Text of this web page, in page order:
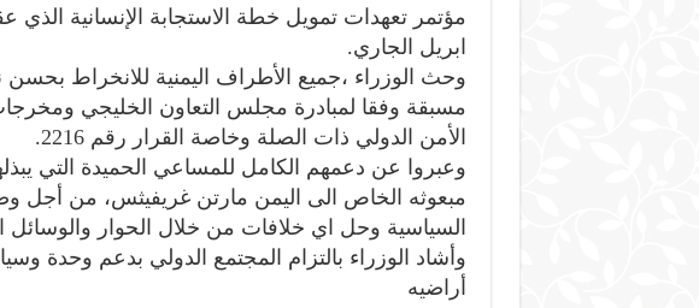
ابريل الجاري.
وحث الوزراء ،جميع الأطراف اليمنية للانخراط
مسبقة وفقا لمبادرة مجلس التعاون الخليجي
الأمن الدولي ذات الصلة وخاصة القرار رقم 2216.
وعبروا عن دعمهم الكامل للمساعي الحميدة التي
مبعوثه الخاص الى اليمن مارتن غريفيثس، من أجل
السياسية وحل اي خلافات من خلال الحوار والوسائل
وأشاد الوزراء بالتزام المجتمع الدولي بدعم وحدة
أراضيه